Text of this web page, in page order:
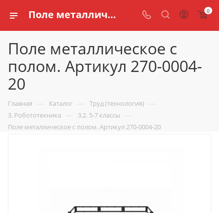
Поле металлическое с полом. Артикул 270-0004-20 купить по доступной цене в интернет магазине schools.ru 0
Поле металлическое с
полом. Артикул 270-0004-
20
Главная — Каталог — Труд (технология) —
3. Робототехника — 3.2. 5-7 классы —
Поле металлическое с полом. Артикул 270-0004-20